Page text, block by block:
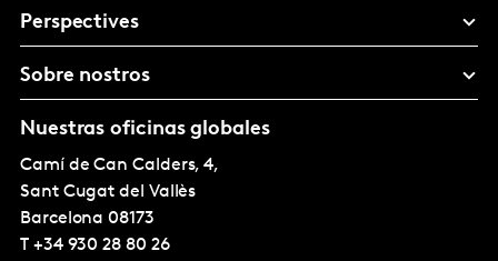
Perspectives
Sobre nostros
Nuestras oficinas globales
Camí de Can Calders, 4,
Sant Cugat del Vallès
Barcelona 08173
T +34 930 28 80 26